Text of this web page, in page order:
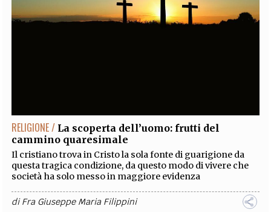
SOCIAL MEDIA
RELIGIONE / La scoperta dell’uomo: frutti del
cammino quaresimale
Il cristiano trova in Cristo la sola fonte di guarigione da
questa tragica condizione, da questo modo di vivere che
società ha solo messo in maggiore evidenza
diFra Giuseppe Maria Filippini